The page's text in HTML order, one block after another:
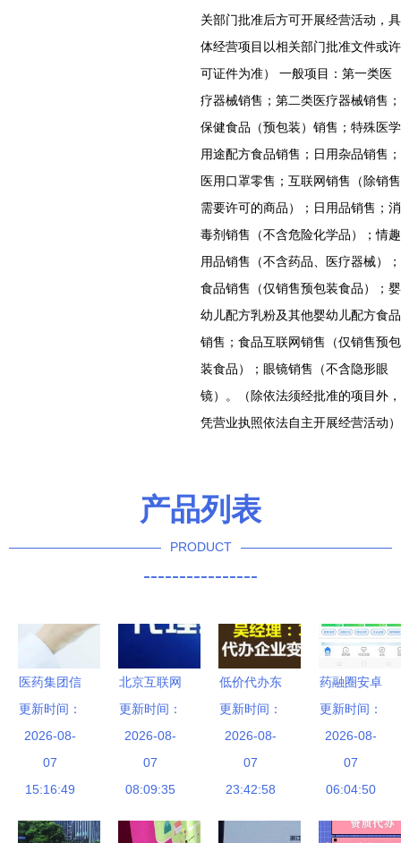
关部门批准后方可开展经营活动，具
体经营项目以相关部门批准文件或许
可证件为准） 一般项目：第一类医
疗器械销售；第二类医疗器械销售；
保健食品（预包装）销售；特殊医学
用途配方食品销售；日用杂品销售；
医用口罩零售；互联网销售（除销售
需要许可的商品）；日用品销售；消
毒剂销售（不含危险化学品）；情趣
用品销售（不含药品、医疗器械）；
食品销售（仅销售预包装食品）；婴
幼儿配方乳粉及其他婴幼儿配方食品
销售；食品互联网销售（仅销售预包
装食品）；眼镜销售（不含隐形眼
镜）。（除依法须经批准的项目外，
凭营业执照依法自主开展经营活动）
产品列表
PRODUCT
----------------
医药集团信
息化解决方
案在药品互
联网信息服
务中的应用
更新时间：
2026-08-
07
15:16:49
北京互联网
药品信息服
务资格证
代办指南与
重要性解析
更新时间：
2026-08-
07
08:09:35
低价代办东
城互联网药
品信息服务
许可证？警
惕背后的风
更新时间：
2026-08-
07
23:42:58
药融圈安卓
版1.0.6 打
造药圈智能
化一站式资
料查阅服务
更新时间：
2026-08-
07
06:04:50